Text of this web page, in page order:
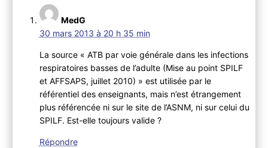
MedG
30 mars 2013 à 20 h 35 min
La source « ATB par voie générale dans les infections
respiratoires basses de l’adulte (Mise au point SPILF
et AFFSAPS, juillet 2010) » est utilisée par le
référentiel des enseignants, mais n’est étrangement
plus référencée ni sur le site de l’ASNM, ni sur celui du
SPILF. Est-elle toujours valide ?
Répondre